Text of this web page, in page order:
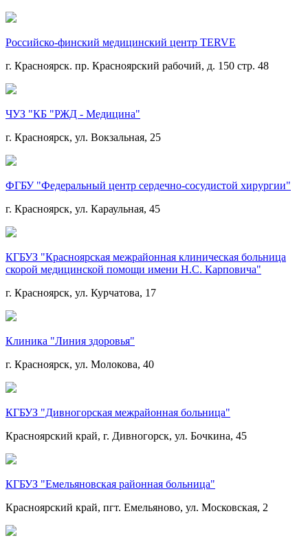
Российско-финский медицинский центр TERVE
г. Красноярск. пр. Красноярский рабочий, д. 150 стр. 48
ЧУЗ "КБ "РЖД - Медицина"
г. Красноярск, ул. Вокзальная, 25
ФГБУ "Федеральный центр сердечно-сосудистой хирургии"
г. Красноярск, ул. Караульная, 45
КГБУЗ "Красноярская межрайонная клиническая больница
скорой медицинской помощи имени Н.С. Карповича"
г. Красноярск, ул. Курчатова, 17
Клиника "Линия здоровья"
г. Красноярск, ул. Молокова, 40
КГБУЗ "Дивногорская межрайонная больница"
Красноярский край, г. Дивногорск, ул. Бочкина, 45
КГБУЗ "Емельяновская районная больница"
Красноярский край, пгт. Емельяново, ул. Московская, 2